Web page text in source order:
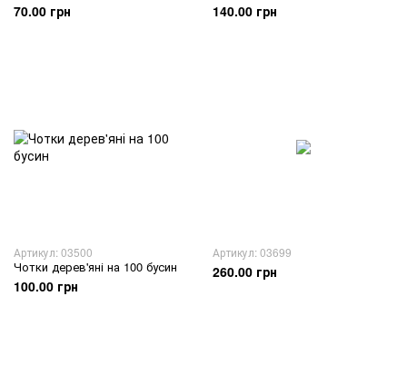
70.00 грн 140.00 грн
Артикул: 03500
Чотки дерев'яні на 100 бусин
100.00 грн
Артикул: 03699
260.00 грн